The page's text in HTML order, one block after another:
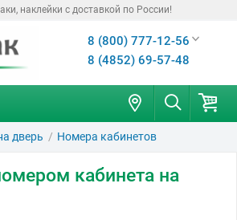
наклейки с доставкой по России!
8 (800) 777-12-56
8 (4852) 69-57-48
дверь Номера кабинетов
кабинета на